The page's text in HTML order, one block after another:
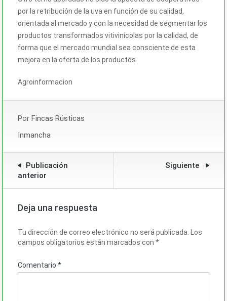
por la retribución de la uva en función de su calidad,
orientada al mercado y con la necesidad de segmentar los
productos transformados vitivinícolas por la calidad, de
forma que el mercado mundial sea consciente de esta
mejora en la oferta de los productos.
Agroinformacion
Por Fincas Rústicas
Inmancha
Publicación
anterior
Siguiente
Deja una respuesta
Tu dirección de correo electrónico no será publicada. Los
campos obligatorios están marcados con *
Comentario *